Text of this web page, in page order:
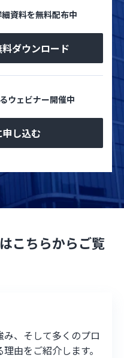
資料を無料配布中
ダウンロード
ウェビナー開催中
し込む
こちらからご覧
、そして多くのプロ
由をご紹介します。